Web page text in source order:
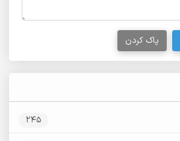
245
پاک کردن